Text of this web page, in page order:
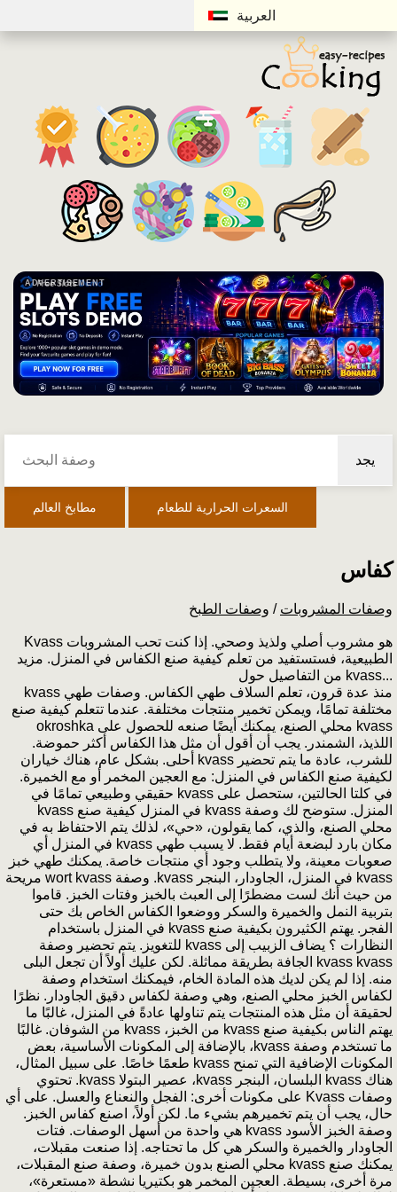
العربية
ADVERTISEMENT
يجد
مطابخ العالم السعرات الحرارية للطعام
كفاس
وصفات الطبخ / وصفات المشروبات
Kvass هو مشروب أصلي ولذيذ وصحي. إذا كنت تحب المشروبات
الطبيعية، فستستفيد من تعلم كيفية صنع الكفاس في المنزل. مزيد
من التفاصيل حول kvass...
منذ عدة قرون، تعلم السلاف طهي الكفاس. وصفات طهي kvass
مختلفة تمامًا، ويمكن تخمير منتجات مختلفة. عندما تتعلم كيفية صنع
kvass محلي الصنع، يمكنك أيضًا صنعه للحصول على okroshka
اللذيذ، الشمندر. يجب أن أقول أن مثل هذا الكفاس أكثر حموضة.
للشرب، عادة ما يتم تحضير kvass أحلى. بشكل عام، هناك خياران
لكيفية صنع الكفاس في المنزل: مع العجين المخمر أو مع الخميرة.
في كلتا الحالتين، ستحصل على kvass حقيقي وطبيعي تمامًا في
المنزل. ستوضح لك وصفة kvass في المنزل كيفية صنع kvass
محلي الصنع، والذي، كما يقولون، «حي»، لذلك يتم الاحتفاظ به في
مكان بارد لبضعة أيام فقط. لا يسبب طهي kvass في المنزل أي
صعوبات معينة، ولا يتطلب وجود أي منتجات خاصة. يمكنك طهي خبز
kvass في المنزل، الجاودار، البنجر kvass. وصفة wort kvass مريحة
من حيث أنك لست مضطرًا إلى العبث بالخبز وفتات الخبز. قاموا
بتربية النمل والخميرة والسكر ووضعوا الكفاس الخاص بك حتى
الفجر. يهتم الكثيرون بكيفية صنع kvass في المنزل باستخدام
النظارات ؟ يضاف الزبيب إلى kvass للتغويز. يتم تحضير وصفة
kvass kvass الجافة بطريقة مماثلة. لكن عليك أولاً أن تجعل البلى
منه. إذا لم يكن لديك هذه المادة الخام، فيمكنك استخدام وصفة
لكفاس الخبز محلي الصنع، وهي وصفة لكفاس دقيق الجاودار. نظرًا
لحقيقة أن مثل هذه المنتجات يتم تناولها عادةً في المنزل، غالبًا ما
يهتم الناس بكيفية صنع kvass من الخبز، kvass من الشوفان. غالبًا
ما تستخدم وصفة kvass، بالإضافة إلى المكونات الأساسية، بعض
المكونات الإضافية التي تمنح kvass طعمًا خاصًا. على سبيل المثال،
هناك kvass البلسان، البنجر kvass، عصير البتولا kvass. تحتوي
وصفات Kvass على مكونات أخرى: الفجل والنعناع والعسل. على أي
حال، يجب أن يتم تخميرهم بشيء ما. لكن أولاً، اصنع كفاس الخبز.
وصفة الخبز الأسود kvass هي واحدة من أسهل الوصفات. فتات
الجاودار والخميرة والسكر هي كل ما تحتاجه. إذا صنعت مقبلات،
يمكنك صنع kvass محلي الصنع بدون خميرة، وصفة صنع المقبلات،
مرة أخرى، بسيطة. العجين المخمر هو بكتيريا نشطة «مستعرة»،